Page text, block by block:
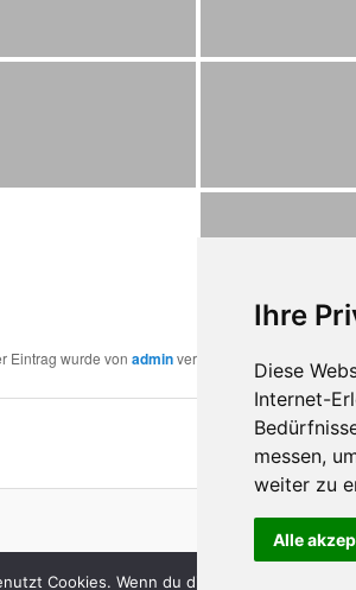
Ihre
Diese
Internet-
messen,
weiter zu
Alle
Eintrag wurde von adminveröffentlicht. Setze ein
Stolz präsentiert von
Cookies. Wenn du die Website weiter